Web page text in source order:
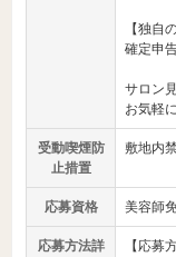
【独自
確定申
サロン
お気軽
受動喫煙防
止措置
敷地内
応募資格 美容師
応募方法詳
【応募